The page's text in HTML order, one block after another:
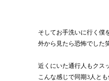
そしてお手洗いに行く僕
外から見たら恐怖でした
近くにいた通行人もクス
こんな感じで同期3人と